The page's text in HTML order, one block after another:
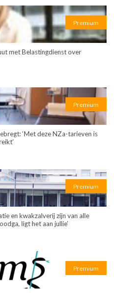
Premium
met Belastingdienst over
Premium
‘Met deze NZa-tarieven is
Premium
en kwakzalverij zijn van alle
ligt het aan jullie’
Premium